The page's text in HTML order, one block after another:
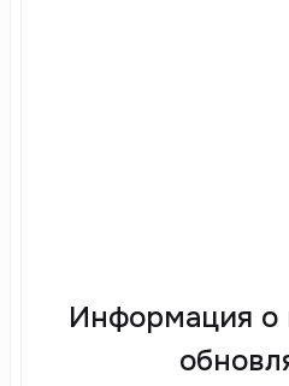
Информация о